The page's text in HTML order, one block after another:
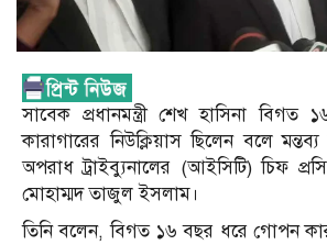
সাবেক প্রধানমন্ত্রী শেখ হাসিনা
কারাগারের নিউক্লিয়াস ছিলেন বলে
অপরাধ ট্রাইব্যুনালের (আইসিটি) চিফ
মোহাম্মদ তাজুল ইসলাম।
তিনি বলেন, বিগত ১৬ বছর ধরে গোপন